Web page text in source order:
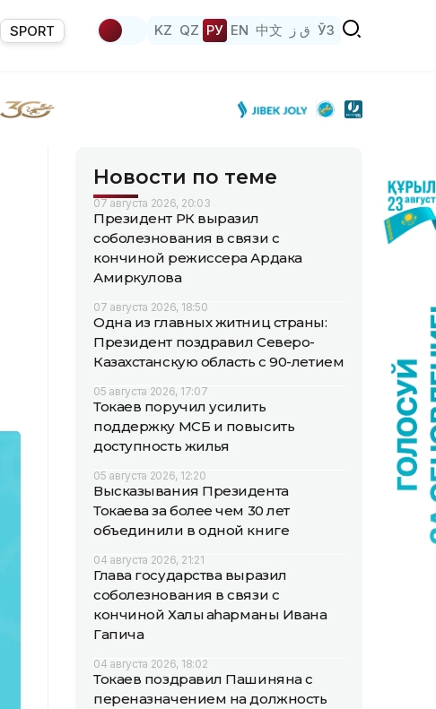
SPORT KZ QZ РУ EN 中文 ق ز ЎЗ
Новости по теме
07 августа 2026, 20:03
Президент РК выразил
соболезнования в связи с
кончиной режиссера Ардака
Амиркулова
07 августа 2026, 18:50
Одна из главных житниц страны:
Президент поздравил Северо-
Казахстанскую область с 90-летием
05 августа 2026, 17:07
Токаев поручил усилить
поддержку МСБ и повысить
доступность жилья
05 августа 2026, 12:20
Высказывания Президента
Токаева за более чем 30 лет
объединили в одной книге
04 августа 2026, 21:21
Глава государства выразил
соболезнования в связи с
кончиной Халық қаһарманы Ивана
Гапича
04 августа 2026, 18:02
Токаев поздравил Пашиняна с
переназначением на должность